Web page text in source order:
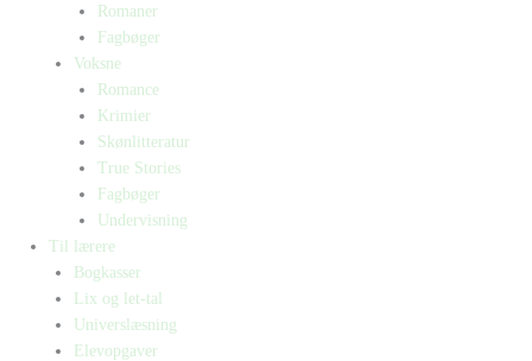
Romaner
Fagbøger
Voksne
Romance
Krimier
Skønlitteratur
True Stories
Fagbøger
Undervisning
Til lærere
Bogkasser
Lix og let-tal
Universlæsning
Elevopgaver